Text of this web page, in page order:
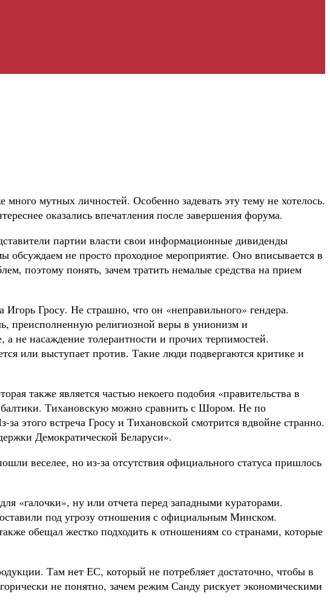
мутных личностей. Особенно задевать эту тему не хотелось.
оказались впечатления после завершения форума.
партии власти свои информационные дивиденды
не просто проходное мероприятие. Оно вписывается в
поэтому понять, зачем тратить немалые средства на прием
Гросу. Не страшно, что он «неправильного» гендера.
преисполненную религиозной веры в унионизм и
а не насаждение толерантности и прочих терпимостей.
или выступает против. Такие люди подвергаются критике и
также является частью некоего подобия «правительства в
Тихановскую можно сравнить с Шором. Не по
встреча Гросу и Тихановской смотрится вдвойне странно.
Демократической Беларуси».
веселее, но из-за отсутствия официального статуса пришлось
«галочки», ну или отчета перед западными кураторами.
под угрозу отношения с официальным Минском.
обещал жестко подходить к отношениям со странами, которые
Там нет ЕС, который не потребляет достаточно, чтобы в
не понятно, зачем режим Санду рискует экономическими